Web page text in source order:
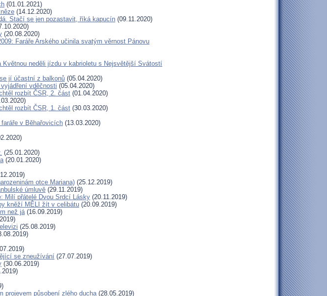
(01.01.2021)
(14.12.2020)
Stačí se jen pozastavit, říká kapucín (09.11.2020)
(20.08.2020)
Faráře Arského učinila svatým věrnost Pánovu
neděli jízdu v kabrioletu s Nejsvětější Svátostí
jí účastní z balkonů (05.04.2020)
vděčnosti (05.04.2020)
rozbít ČSR, 2. část (01.04.2020)
rozbít ČSR, 1. část (30.03.2020)
v Běhařovicích (13.03.2020)
(25.01.2020)
(20.01.2020)
otce Mariana) (25.12.2019)
úmluvě (29.11.2019)
Milí přátelé Dvou Srdcí Lásky (20.11.2019)
kněží MĚLI žít v celibátu (20.09.2019)
než já(16.09.2019)
(25.08.2019)
se zneužívání (27.07.2019)
(30.06.2019)
projevem působení zlého ducha(28.05.2019)